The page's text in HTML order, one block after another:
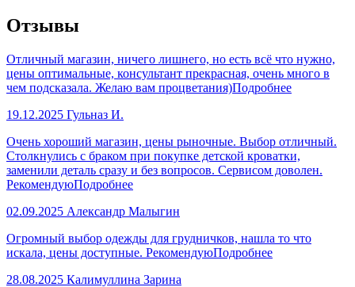
Отзывы
Отличный магазин, ничего лишнего, но есть всё что нужно,
цены оптимальные, консультант прекрасная, очень много в
чем подсказала. Желаю вам процветания)Подробнее
19.12.2025 Гульназ И.
Очень хороший магазин, цены рыночные. Выбор отличный.
Столкнулись с браком при покупке детской кроватки,
заменили деталь сразу и без вопросов. Сервисом доволен.
РекомендуюПодробнее
02.09.2025 Александр Малыгин
Огромный выбор одежды для грудничков, нашла то что
искала, цены доступные. РекомендуюПодробнее
28.08.2025 Калимуллина Зарина